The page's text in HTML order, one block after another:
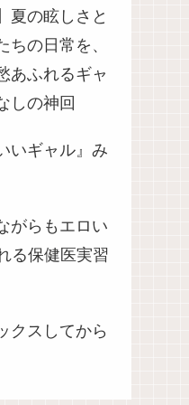
夏の眩しさと
ちの日常を、
あふれるギャ
しの神回
いギャル』み
がらもエロい
る保健医実習
クスしてから